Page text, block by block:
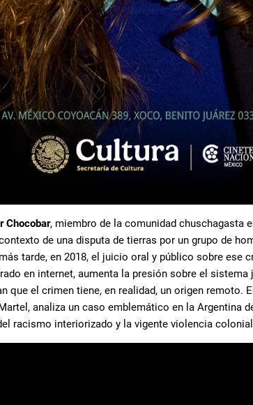
Chocobar, miembro de la comunidad chuschagasta
de una disputa de tierras por un grupo de
tarde, en 2018, el juicio oral y público sobre ese
en internet, aumenta la presión sobre el
que el crimen tiene, en realidad, un origen remoto.
analiza un caso emblemático en la Argentina
racismo interiorizado y la vigente violencia